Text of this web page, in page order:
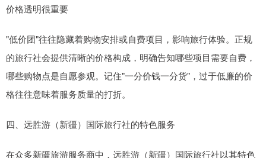
价格透明很重要
"低价团"往往隐藏着购物安排或自费项目，影响旅行体验。正规
的旅行社会提供清晰的价格构成，明确告知哪些项目需要自费，
哪些购物点是自愿参观。记住"一分价钱一分货"，过于低廉的价
格往往意味着服务质量的打折。
四、远胜游（新疆）国际旅行社的特色服务
在众多新疆旅游服务商中，远胜游（新疆）国际旅行社以其特色